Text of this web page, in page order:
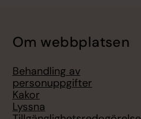
Om webbplatsen
Behandling av
personuppgifter
Kakor
Lyssna